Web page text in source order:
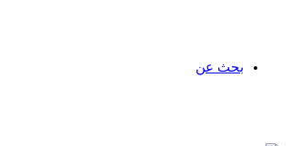
بحث عن